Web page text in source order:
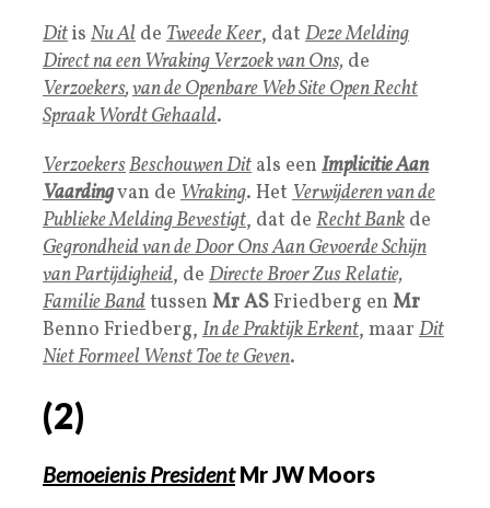
Ditis Nu Al de Tweede Keer, dat Deze Melding
Direct na een Wraking Verzoek van Ons, de
Verzoekers,van de Openbare Web Site Open Recht
Spraak Wordt Gehaald.
VerzoekersBeschouwen Dit als een Implicitie Aan
Vaardingvan de Wraking. Het Verwijderen van de
Publieke Melding Bevestigt, dat de Recht Bank de
Gegrondheid van de Door Ons Aan Gevoerde Schijn
van Partijdigheid, de Directe Broer Zus Relatie,
Familie Bandtussen Mr ASFriedberg en Mr
Benno Friedberg, In de Praktijk Erkent, maar Dit
Niet Formeel Wenst Toe te Geven.
(2)
Bemoeienis PresidentMr JW Moors